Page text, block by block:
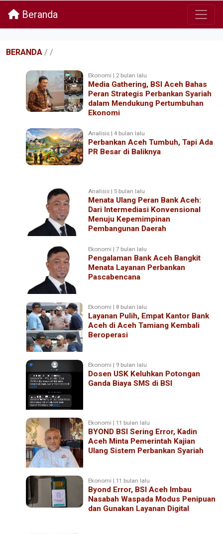
Beranda
BERANDA / /
Ekonomi | 2 bulan lalu
Media Gathering, BSI Aceh Bahas
Peran Strategis Perbankan Syariah
dalam Mendukung Pertumbuhan
Ekonomi
Analisis | 4 bulan lalu
Perbankan Aceh Tumbuh, Tapi Ada
PR Besar di Baliknya
Analisis | 5 bulan lalu
Menata Ulang Peran Bank Aceh:
Dari Intermediasi Konvensional
Menuju Kepemimpinan
Pembangunan Daerah
Ekonomi | 7 bulan lalu
Pengalaman Bank Aceh Bangkit
Menata Layanan Perbankan
Pascabencana
Ekonomi | 8 bulan lalu
Layanan Pulih, Empat Kantor Bank
Aceh di Aceh Tamiang Kembali
Beroperasi
Ekonomi | 9 bulan lalu
Dosen USK Keluhkan Potongan
Ganda Biaya SMS di BSI
Ekonomi | 11 bulan lalu
BYOND BSI Sering Error, Kadin
Aceh Minta Pemerintah Kajian
Ulang Sistem Perbankan Syariah
Ekonomi | 11 bulan lalu
Byond Error, BSI Aceh Imbau
Nasabah Waspada Modus Penipuan
dan Gunakan Layanan Digital